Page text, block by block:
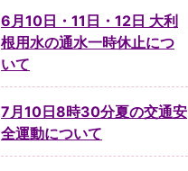
6月10日・11日・12日 大利
根用水の通水一時休止につ
いて
7月10日8時30分夏の交通安
全運動について